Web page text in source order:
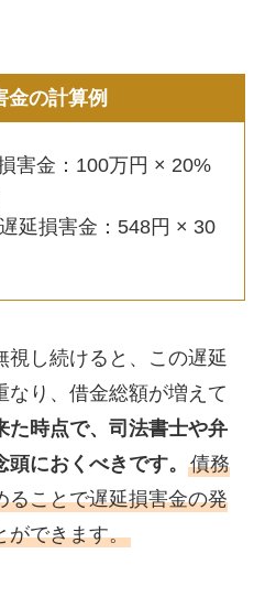
金の計算例
害金：100万円 × 20%
延損害金：548円 × 30
視し続けると、この遅延
なり、借金総額が増えて
た時点で、司法書士や弁
におくべきです。 債務
ることで遅延損害金の発
ができます。